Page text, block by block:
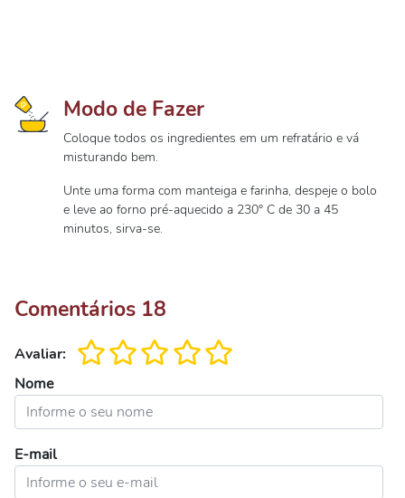
Modo de Fazer
Coloque todos os ingredientes em um refratário e vá
misturando bem.
Unte uma forma com manteiga e farinha, despeje o bolo
e leve ao forno pré-aquecido a 230° C de 30 a 45
minutos, sirva-se.
Comentários 18
Avaliar:
Nome
E-mail